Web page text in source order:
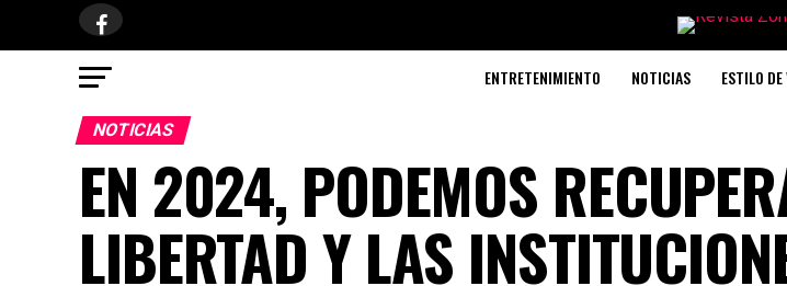
ENTRETENIMIENTO NOTICIAS ESTILO
NOTICIAS
EN 2024, PODEMOS
LIBERTAD Y LAS